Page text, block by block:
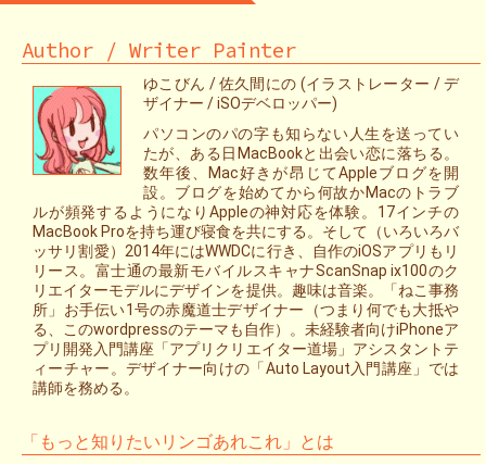
Author / Writer Painter
ゆこびん / 佐久間にの (イラストレーター / デ
ザイナー / iSOデベロッパー)
パソコンのパの字も知らない人生を送ってい
たが、ある日MacBookと出会い恋に落ちる。
数年後、Mac好きが昂じてAppleブログを開
設。ブログを始めてから何故かMacのトラブ
ルが頻発するようになりAppleの神対応を体験。17インチの
MacBook Proを持ち運び寝食を共にする。そして（いろいろバ
ッサリ割愛）2014年にはWWDCに行き、自作のiOSアプリもリ
リース。富士通の最新モバイルスキャナScanSnap ix100のク
リエイターモデルにデザインを提供。趣味は音楽。「ねこ事務
所」お手伝い1号の赤魔道士デザイナー（つまり何でも大抵や
る、このwordpressのテーマも自作）。未経験者向けiPhoneア
プリ開発入門講座「アプリクリエイター道場」アシスタントテ
ィーチャー。デザイナー向けの「Auto Layout入門講座」では
講師を務める。
「もっと知りたいリンゴあれこれ」とは